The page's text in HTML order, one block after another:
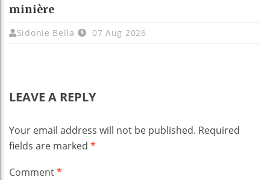
minière
Sidonie Bella 07 Aug 2026
LEAVE A REPLY
Your email address will not be published. Required
fields are marked *
Comment*